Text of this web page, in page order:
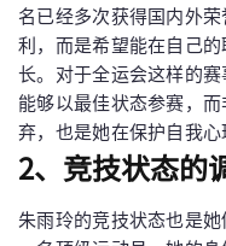
名已经多次获得国内外
利，而是希望能在自己
长。对于全运会这样的
能够以最佳状态参赛，
弃，也是她在保护自我心
2、竞技状态的
朱雨玲的竞技状态也是